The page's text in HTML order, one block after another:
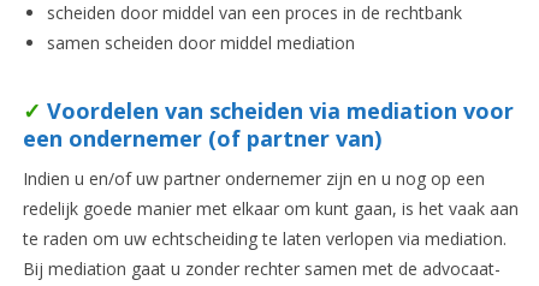
scheiden door middel van een proces in de rechtbank
samen scheiden door middel mediation
✓ Voordelen van scheiden via mediation voor
een ondernemer (of partner van)
Indien u en/of uw partner ondernemer zijn en u nog op een
redelijk goede manier met elkaar om kunt gaan, is het vaak aan
te raden om uw echtscheiding te laten verlopen via mediation.
Bij mediation gaat u zonder rechter samen met de advocaat-